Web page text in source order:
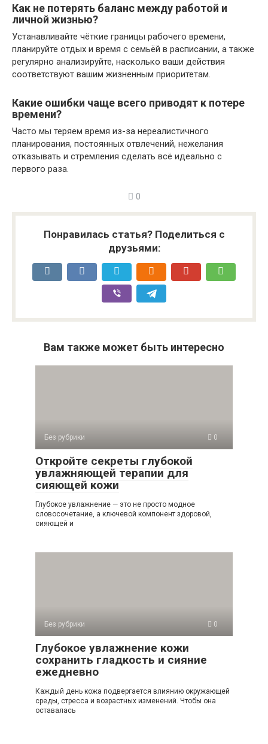
Как не потерять баланс между работой и
личной жизнью?
Устанавливайте чёткие границы рабочего времени,
планируйте отдых и время с семьёй в расписании, а также
регулярно анализируйте, насколько ваши действия
соответствуют вашим жизненным приоритетам.
Какие ошибки чаще всего приводят к потере
времени?
Часто мы теряем время из-за нереалистичного
планирования, постоянных отвлечений, нежелания
отказывать и стремления сделать всё идеально с
первого раза.
0
Понравилась статья? Поделиться с
друзьями:
Вам также может быть интересно
Без рубрики 0
Откройте секреты глубокой
увлажняющей терапии для
сияющей кожи
Глубокое увлажнение — это не просто модное
словосочетание, а ключевой компонент здоровой,
сияющей и
Без рубрики 0
Глубокое увлажнение кожи
сохранить гладкость и сияние
ежедневно
Каждый день кожа подвергается влиянию окружающей
среды, стресса и возрастных изменений. Чтобы она
оставалась